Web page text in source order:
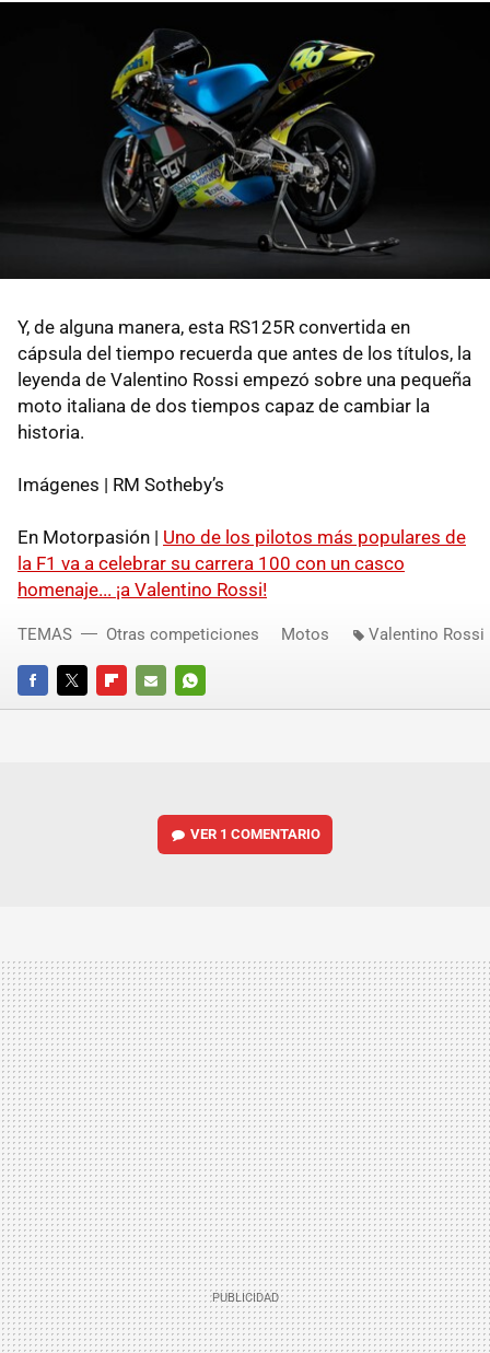
Y, de alguna manera, esta RS125R convertida en
cápsula del tiempo recuerda que antes de los títulos, la
leyenda de Valentino Rossi empezó sobre una pequeña
moto italiana de dos tiempos capaz de cambiar la
historia.
Imágenes | RM Sotheby’s
En Motorpasión | Uno de los pilotos más populares de
la F1 va a celebrar su carrera 100 con un casco
homenaje... ¡a Valentino Rossi!
FACEBOOKTWITTERFLIPBOARD
E-
WHATSAPP
TEMAS Otras competiciones Motos Valentino Rossi
VER 1 COMENTARIO